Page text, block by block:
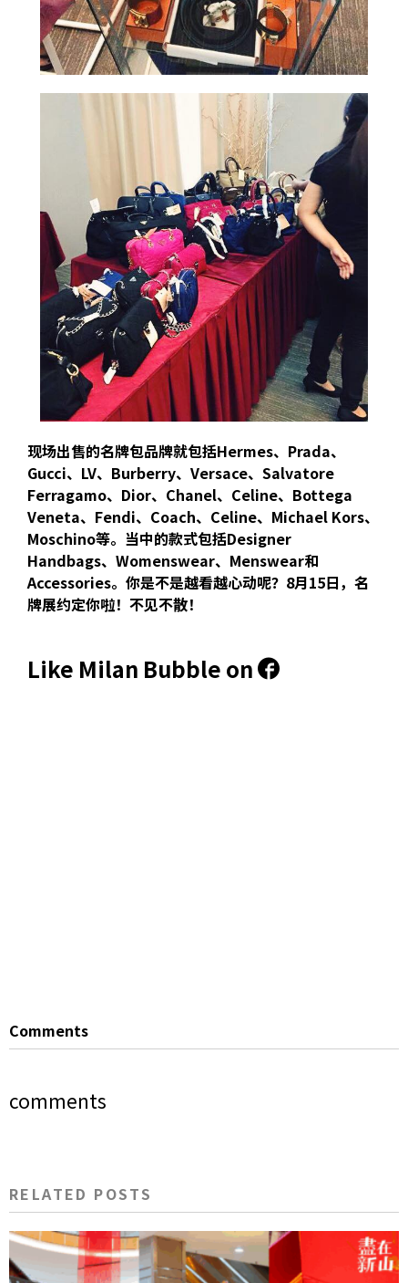
现场出售的名牌包品牌就包括Hermes、Prada、
Gucci、LV、Burberry、Versace、Salvatore
Ferragamo、Dior、Chanel、Celine、Bottega
Veneta、Fendi、Coach、Celine、Michael Kors、
Moschino等。当中的款式包括Designer
Handbags、Womenswear、Menswear和
Accessories。你是不是越看越心动呢？8月15日，名
牌展约定你啦！不见不散！
Like Milan Bubble on
Comments
comments
RELATED POSTS